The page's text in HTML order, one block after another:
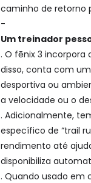
caminho de retorno
-
Um treinador
. O fēnix 3
disso, conta com
desportiva ou
a velocidade ou o
. Adicionalmente,
específico de “trail
rendimento até
disponibiliza
. Quando usado em